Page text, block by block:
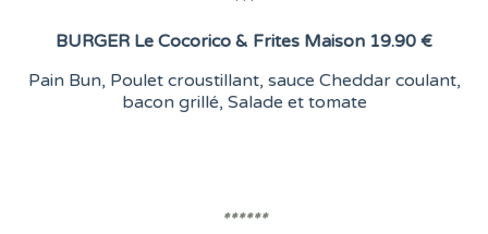
BURGER Le Cocorico & Frites Maison 19.90 €
Pain Bun, Poulet croustillant, sauce Cheddar coulant,
bacon grillé, Salade et tomate
******